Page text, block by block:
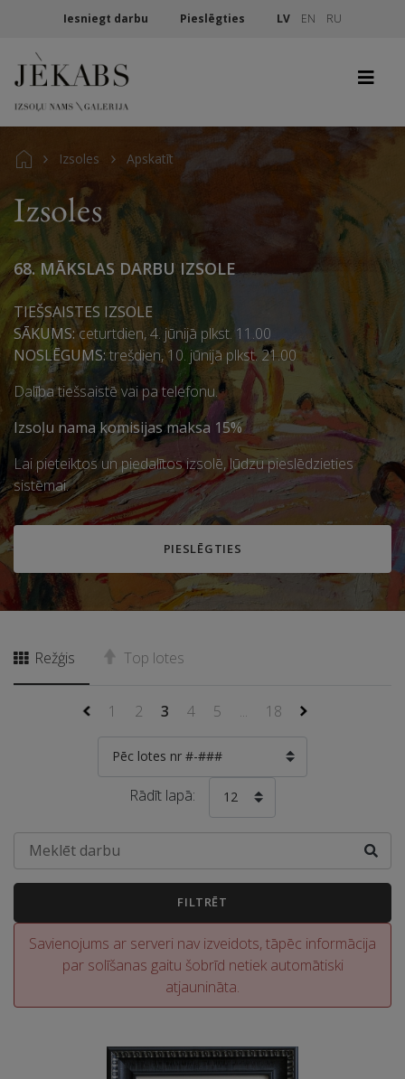
Iesniegt darbu Pieslēgties LV EN RU
Izsoles Apskatīt
Izsoles
68. MĀKSLAS DARBU IZSOLE
TIEŠSAISTES IZSOLE
SĀKUMS:ceturtdien, 4. jūnijā plkst. 11.00
NOSLĒGUMS:trešdien, 10. jūnijā plkst. 21.00
Dalība tiešsaistē vai pa telefonu.
Izsoļu nama komisijas maksa 15%
Lai pieteiktos un piedalītos izsolē, lūdzu pieslēdzieties
sistēmai.
PIESLĒGTIES
Režģis Top lotes
1 2 3 4 5 ... 18
Pēc lotes nr #-###
Rādīt lapā: 12
FILTRĒT
Savienojums ar serveri nav izveidots, tāpēc informācija
par solīšanas gaitu šobrīd netiek automātiski
atjaunināta.